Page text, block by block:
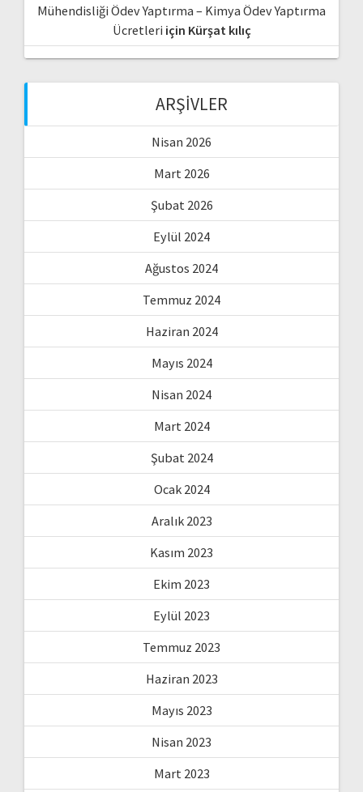
Mühendisliği Ödev Yaptırma – Kimya Ödev Yaptırma
Ücretleri için Kürşat kılıç
ARŞIVLER
Nisan 2026
Mart 2026
Şubat 2026
Eylül 2024
Ağustos 2024
Temmuz 2024
Haziran 2024
Mayıs 2024
Nisan 2024
Mart 2024
Şubat 2024
Ocak 2024
Aralık 2023
Kasım 2023
Ekim 2023
Eylül 2023
Temmuz 2023
Haziran 2023
Mayıs 2023
Nisan 2023
Mart 2023